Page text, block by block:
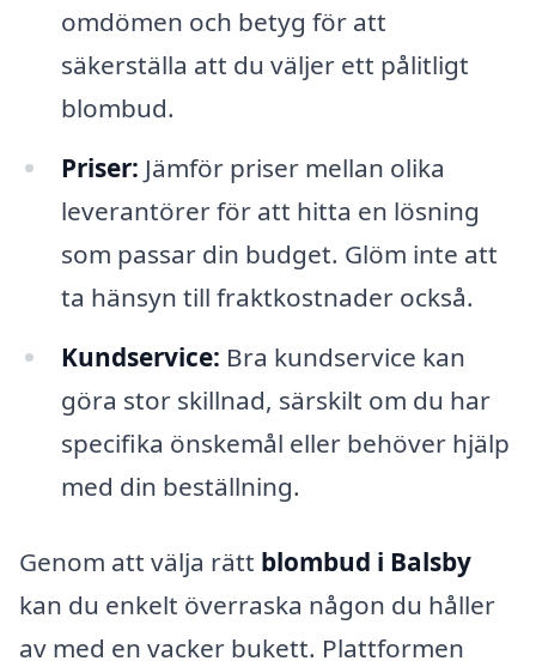
omdömen och betyg för att
säkerställa att du väljer ett pålitligt
blombud.
Priser: Jämför priser mellan olika
leverantörer för att hitta en lösning
som passar din budget. Glöm inte att
ta hänsyn till fraktkostnader också.
Kundservice: Bra kundservice kan
göra stor skillnad, särskilt om du har
specifika önskemål eller behöver hjälp
med din beställning.
Genom att välja rätt blombud i Balsby
kan du enkelt överraska någon du håller
av med en vacker bukett. Plattformen